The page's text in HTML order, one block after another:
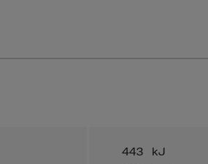
443
kJ